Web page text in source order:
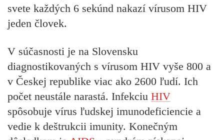
svete každých 6 sekúnd nakazí vírusom HIV
jeden človek.
V súčasnosti je na Slovensku
diagnostikovaných s vírusom HIV vyše 800 a
v Českej republike viac ako 2600 ľudí. Ich
počet neustále narastá. Infekciu HIV
spôsobuje vírus ľudskej imunodeficiencie a
vedie k deštrukcii imunity. Konečným